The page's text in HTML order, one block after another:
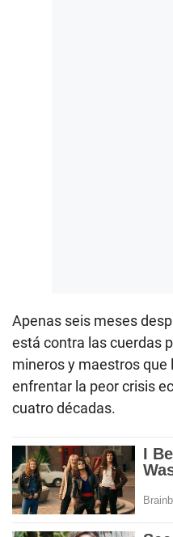
Apenas seis meses
está contra las cuerdas
mineros y maestros que
enfrentar la peor crisis
cuatro décadas.